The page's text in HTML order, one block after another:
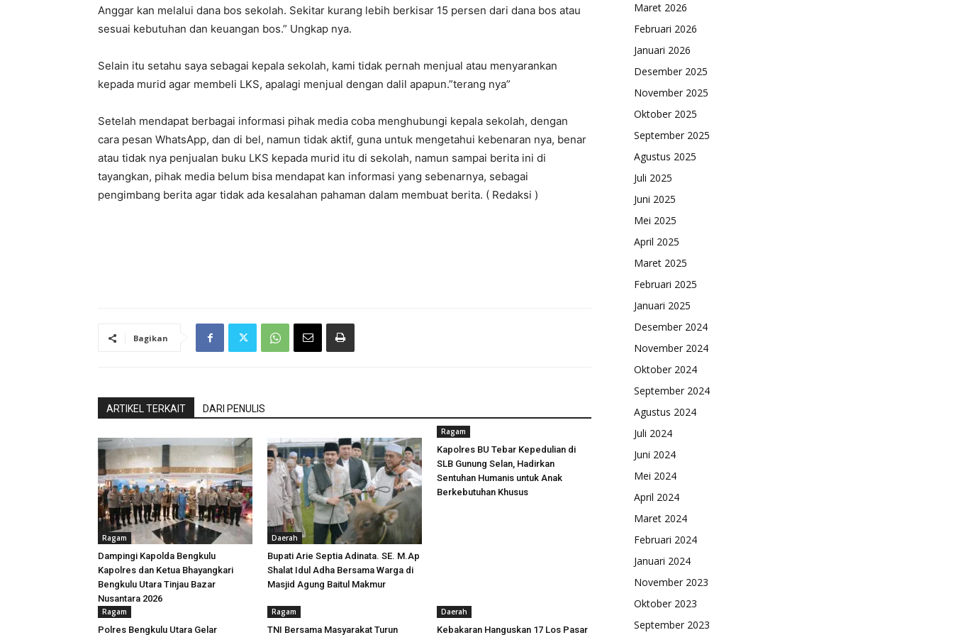
Anggar kan melalui dana bos sekolah. Sekitar kurang lebih berkisar 15 persen dari dana bos atau
sesuai kebutuhan dan keuangan bos.” Ungkap nya.
Selain itu setahu saya sebagai kepala sekolah, kami tidak pernah menjual atau menyarankan
kepada murid agar membeli LKS, apalagi menjual dengan dalil apapun.”terang nya”
Setelah mendapat berbagai informasi pihak media coba menghubungi kepala sekolah, dengan
cara pesan WhatsApp, dan di bel, namun tidak aktif, guna untuk mengetahui kebenaran nya, benar
atau tidak nya penjualan buku LKS kepada murid itu di sekolah, namun sampai berita ini di
tayangkan, pihak media belum bisa mendapat kan informasi yang sebenarnya, sebagai
pengimbang berita agar tidak ada kesalahan pahaman dalam membuat berita. ( Redaksi )
Bagikan
ARTIKEL TERKAIT DARI PENULIS
Ragam
Dampingi Kapolda Bengkulu
Kapolres dan Ketua Bhayangkari
Bengkulu Utara Tinjau Bazar
Nusantara 2026
Daerah
Bupati Arie Septia Adinata. SE. M.Ap
Shalat Idul Adha Bersama Warga di
Masjid Agung Baitul Makmur
Ragam
Kapolres BU Tebar Kepedulian di
SLB Gunung Selan, Hadirkan
Sentuhan Humanis untuk Anak
Berkebutuhan Khusus
Ragam
Polres Bengkulu Utara Gelar
Ragam
TNI Bersama Masyarakat Turun
Daerah
Kebakaran Hanguskan 17 Los Pasar
Maret 2026
Februari 2026
Januari 2026
Desember 2025
November 2025
Oktober 2025
September 2025
Agustus 2025
Juli 2025
Juni 2025
Mei 2025
April 2025
Maret 2025
Februari 2025
Januari 2025
Desember 2024
November 2024
Oktober 2024
September 2024
Agustus 2024
Juli 2024
Juni 2024
Mei 2024
April 2024
Maret 2024
Februari 2024
Januari 2024
November 2023
Oktober 2023
September 2023